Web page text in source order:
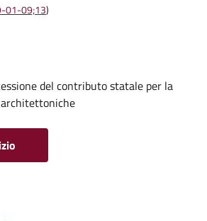
01-09;13)
del contributo statale per la